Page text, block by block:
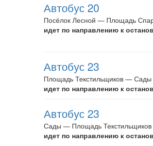
Автобус 20
Посёлок Лесной — Площадь
идет по направлению к
Автобус 23
Площадь Текстильщиков — Сады
идет по направлению к
Автобус 23
Сады — Площадь Текстильщиков
идет по направлению к